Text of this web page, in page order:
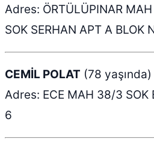
Adres: ÖRTÜLÜPINAR
SOK SERHAN APT A BLOK
CEMİL POLAT (78 yaşında)
Adres: ECE MAH 38/3 SOK
6